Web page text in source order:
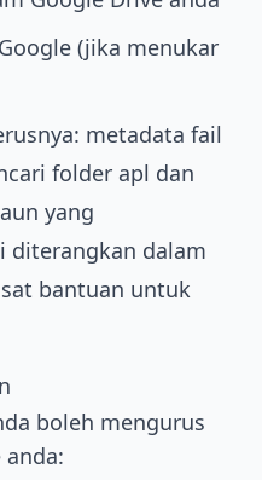
(jika menukar
metadata fail
folder apl dan
yang
diterangkan dalam
bantuan untuk
boleh mengurus